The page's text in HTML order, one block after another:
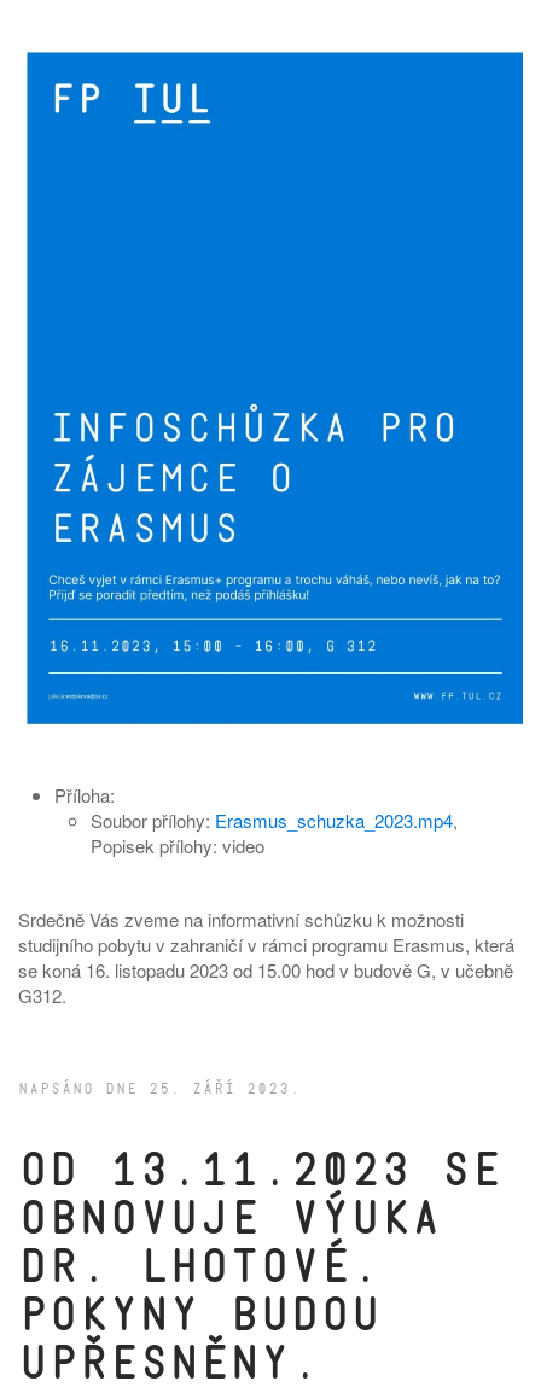
Příloha:
Soubor přílohy: Erasmus_schuzka_2023.mp4,
Popisek přílohy: video
Srdečně Vás zveme na informativní schůzku k možnosti
studijního pobytu v zahraničí v rámci programu Erasmus, která
se koná 16. listopadu 2023 od 15.00 hod v budově G, v učebně
G312.
NAPSÁNO DNE 25. ZÁŘÍ 2023 .
Od 13.11.2023 se
obnovuje výuka
dr. Lhotové.
Pokyny budou
upřesněny.